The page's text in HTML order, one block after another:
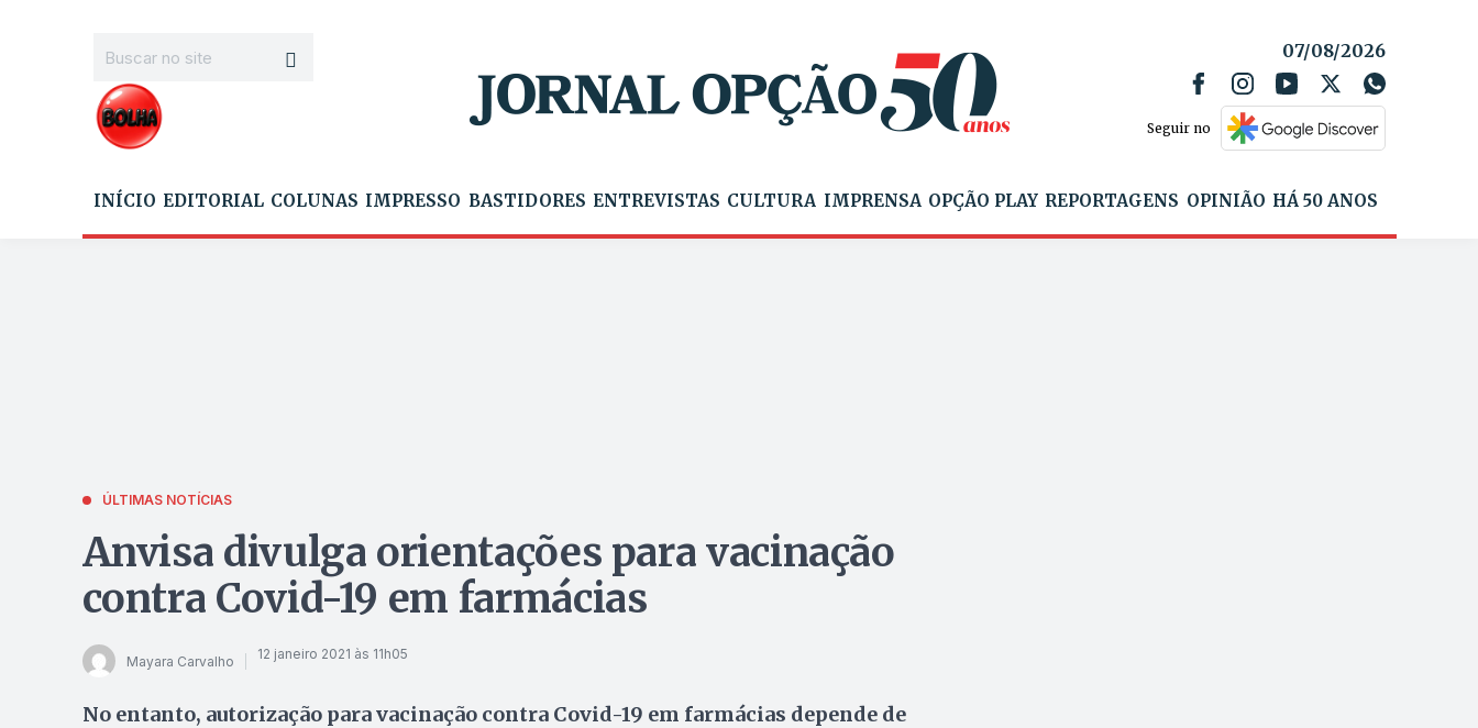
07/08/2026
Seguir no
INÍCIO EDITORIAL COLUNAS IMPRESSO BASTIDORES ENTREVISTAS CULTURA IMPRENSA OPÇÃO PLAY REPORTAGENS OPINIÃO HÁ 50 ANOS
ÚLTIMAS NOTÍCIAS
Anvisa divulga orientações para vacinação
contra Covid-19 em farmácias
Mayara Carvalho 12 janeiro 2021 às 11h05
No entanto, autorização para vacinação contra Covid-19 em farmácias depende de